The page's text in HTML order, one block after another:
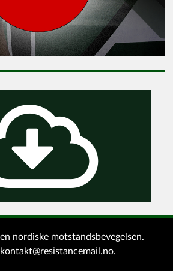
nordiske motstandsbevegelsen.
kontakt@resistancemail.no.